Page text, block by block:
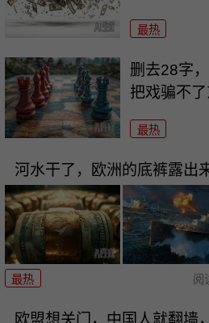
最热
删去28字
把戏骗不
最热
河水干了，欧洲的底裤露出
最热 阅
欧盟想关门，中国人就翻墙